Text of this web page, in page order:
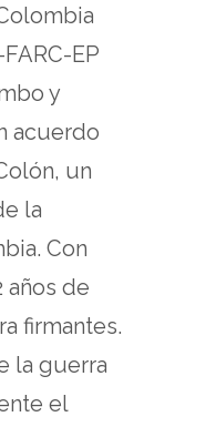
EP
y
acuerdo
un
la
Con
años de
firmantes.
la guerra
el